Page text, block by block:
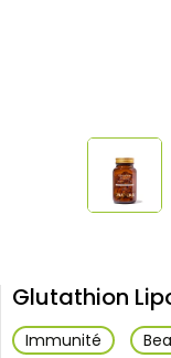
Glutathion
Immunité